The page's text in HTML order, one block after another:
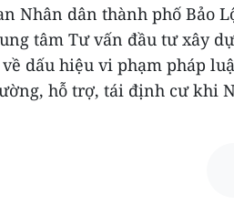
Nhân dân thành phố Bảo
tâm Tư vấn đầu tư xây
dấu hiệu vi phạm pháp
hỗ trợ, tái định cư khi